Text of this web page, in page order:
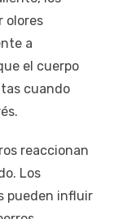
olores
a
el cuerpo
cuando
reaccionan
Los
pueden influir